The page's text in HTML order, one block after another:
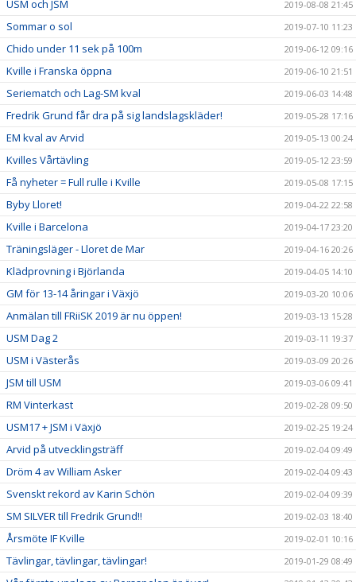
USM och JSM 2019-08-08 21:45
Sommar o sol 2019-07-10 11:23
Chido under 11 sek på 100m 2019-06-12 09:16
Kville i Franska öppna 2019-06-10 21:51
Seriematch och Lag-SM kval 2019-06-03 14:48
Fredrik Grund får dra på sig landslagskläder! 2019-05-28 17:16
EM kval av Arvid 2019-05-13 00:24
Kvilles Vårtävling 2019-05-12 23:59
Få nyheter = Full rulle i Kville 2019-05-08 17:15
Byby Lloret! 2019-04-22 22:58
Kville i Barcelona 2019-04-17 23:20
Träningsläger - Lloret de Mar 2019-04-16 20:26
Klädprovning i Björlanda 2019-04-05 14:10
GM för 13-14 åringar i Växjö 2019-03-20 10:06
Anmälan till FRiiSK 2019 är nu öppen! 2019-03-13 15:28
USM Dag 2 2019-03-11 19:37
USM i Västerås 2019-03-09 20:26
JSM till USM 2019-03-06 09:41
RM Vinterkast 2019-02-28 09:50
USM17 + JSM i Växjö 2019-02-25 19:24
Arvid på utvecklingsträff 2019-02-04 09:49
Dröm 4 av William Asker 2019-02-04 09:43
Svenskt rekord av Karin Schön 2019-02-04 09:39
SM SILVER till Fredrik Grund!! 2019-02-03 18:40
Årsmöte IF Kville 2019-02-01 10:16
Tävlingar, tävlingar, tävlingar! 2019-01-29 08:49